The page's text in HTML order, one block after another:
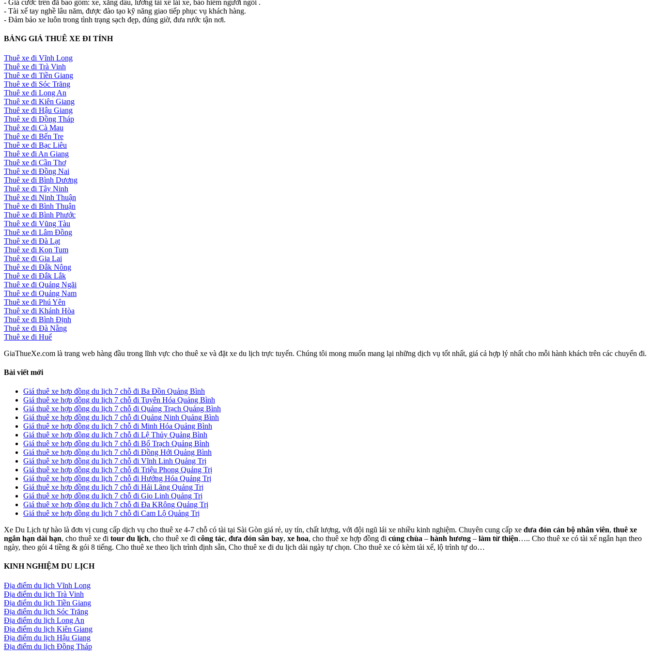
- Giá cước trên đã bao gồm: xe, xăng dầu, lương tài xế lái xe, bảo hiểm người ngồi .
- Tài xế tay nghề lâu năm, được đào tạo kỹ năng giao tiếp phục vụ khách hàng.
- Đảm bảo xe luôn trong tình trạng sạch đẹp, đúng giờ, đưa rước tận nơi.
BẢNG GIÁ THUÊ XE ĐI TỈNH
Thuê xe đi Vĩnh Long
Thuê xe đi Trà Vinh
Thuê xe đi Tiền Giang
Thuê xe đi Sóc Trăng
Thuê xe đi Long An
Thuê xe đi Kiên Giang
Thuê xe đi Hậu Giang
Thuê xe đi Đồng Tháp
Thuê xe đi Cà Mau
Thuê xe đi Bến Tre
Thuê xe đi Bạc Liêu
Thuê xe đi An Giang
Thuê xe đi Cần Thơ
Thuê xe đi Đồng Nai
Thuê xe đi Bình Dương
Thuê xe đi Tây Ninh
Thuê xe đi Ninh Thuận
Thuê xe đi Bình Thuận
Thuê xe đi Bình Phước
Thuê xe đi Vũng Tàu
Thuê xe đi Lâm Đồng
Thuê xe đi Đà Lạt
Thuê xe đi Kon Tum
Thuê xe đi Gia Lai
Thuê xe đi Đắk Nông
Thuê xe đi Đắk Lắk
Thuê xe đi Quảng Ngãi
Thuê xe đi Quảng Nam
Thuê xe đi Phú Yên
Thuê xe đi Khánh Hòa
Thuê xe đi Bình Định
Thuê xe đi Đà Nẵng
Thuê xe đi Huế
GiaThueXe.com là trang web hàng đầu trong lĩnh vực cho thuê xe và đặt xe du lịch trực tuyến. Chúng tôi mong muốn mang lại những dịch vụ tốt nhất, giá cả hợp lý nhất cho mỗi hành khách trên các chuyến đi.
Bài viết mới
Giá thuê xe hợp đồng du lịch 7 chỗ đi Ba Đồn Quảng Bình
Giá thuê xe hợp đồng du lịch 7 chỗ đi Tuyên Hóa Quảng Bình
Giá thuê xe hợp đồng du lịch 7 chỗ đi Quảng Trạch Quảng Bình
Giá thuê xe hợp đồng du lịch 7 chỗ đi Quảng Ninh Quảng Bình
Giá thuê xe hợp đồng du lịch 7 chỗ đi Minh Hóa Quảng Bình
Giá thuê xe hợp đồng du lịch 7 chỗ đi Lệ Thủy Quảng Bình
Giá thuê xe hợp đồng du lịch 7 chỗ đi Bố Trạch Quảng Bình
Giá thuê xe hợp đồng du lịch 7 chỗ đi Đồng Hới Quảng Bình
Giá thuê xe hợp đồng du lịch 7 chỗ đi Vĩnh Linh Quảng Trị
Giá thuê xe hợp đồng du lịch 7 chỗ đi Triệu Phong Quảng Trị
Giá thuê xe hợp đồng du lịch 7 chỗ đi Hướng Hóa Quảng Trị
Giá thuê xe hợp đồng du lịch 7 chỗ đi Hải Lăng Quảng Trị
Giá thuê xe hợp đồng du lịch 7 chỗ đi Gio Linh Quảng Trị
Giá thuê xe hợp đồng du lịch 7 chỗ đi Đa KRông Quảng Trị
Giá thuê xe hợp đồng du lịch 7 chỗ đi Cam Lộ Quảng Trị
Xe Du Lịch tự hào là đơn vị cung cấp dịch vụ cho thuê xe 4-7 chỗ có tài tại Sài Gòn giá rẻ, uy tín, chất lượng, với đội ngũ lái xe nhiều kinh nghiệm. Chuyên cung cấp xe đưa đón cán bộ nhân viên, thuê xe
ngắn hạn dài hạn, cho thuê xe đi tour du lịch, cho thuê xe đi công tác, đưa đón sân bay, xe hoa, cho thuê xe hợp đồng đi cúng chùa – hành hương – làm từ thiện….. Cho thuê xe có tài xế ngắn hạn theo
ngày, theo gói 4 tiềng & gói 8 tiếng. Cho thuê xe theo lịch trình định sẵn, Cho thuê xe đi du lịch dài ngày tự chọn. Cho thuê xe có kèm tài xế, lộ trình tự do…
KINH NGHIỆM DU LỊCH
Địa điểm du lịch Vĩnh Long
Địa điểm du lịch Trà Vinh
Địa điểm du lịch Tiền Giang
Địa điểm du lịch Sóc Trăng
Địa điểm du lịch Long An
Địa điểm du lịch Kiên Giang
Địa điểm du lịch Hậu Giang
Địa điểm du lịch Đồng Tháp